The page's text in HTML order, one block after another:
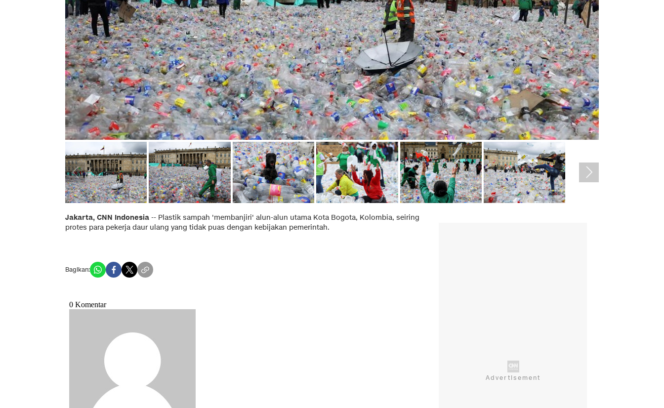
Jakarta, CNN Indonesia -- Plastik sampah 'membanjiri' alun-alun utama Kota Bogota, Kolombia, seiring
protes para pekerja daur ulang yang tidak puas dengan kebijakan pemerintah.
Bagikan: